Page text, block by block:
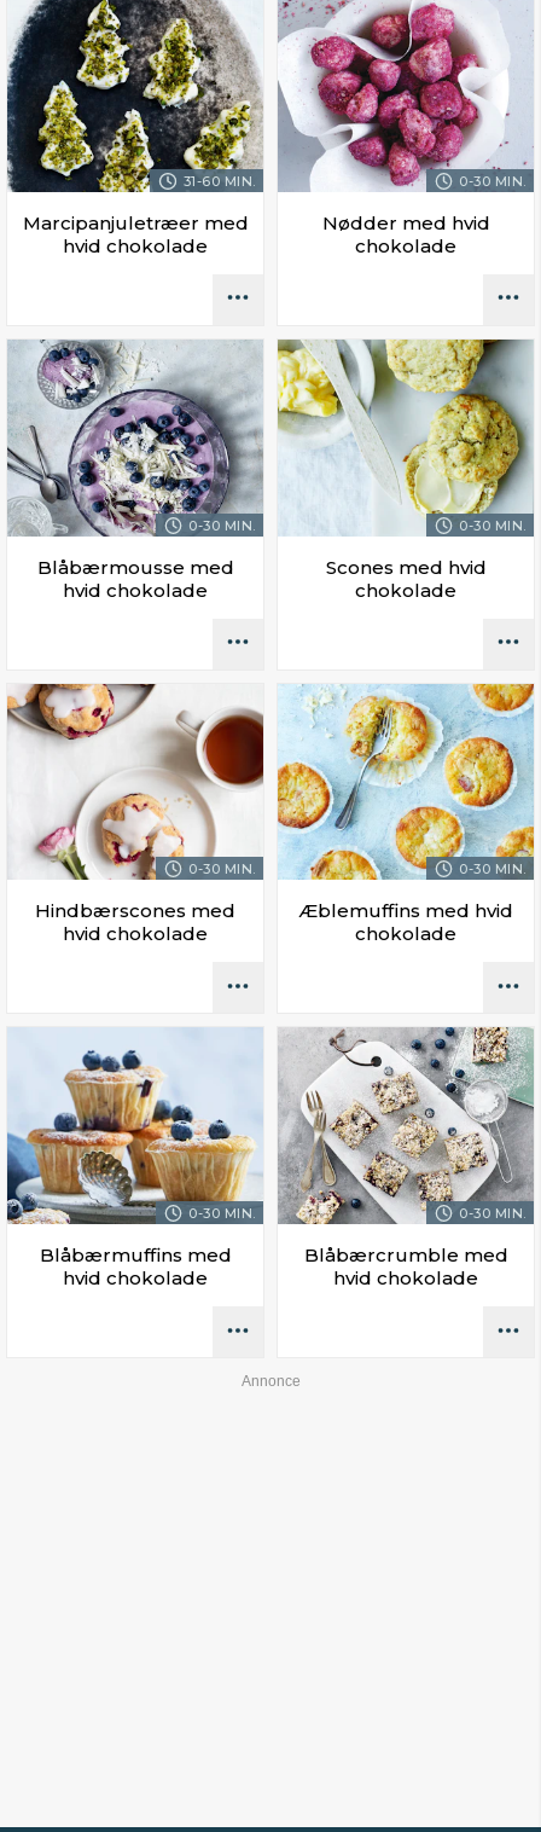
31-60 MIN.
Marcipanjuletræer med
hvid chokolade
0-30 MIN.
Nødder med hvid
chokolade
0-30 MIN.
Blåbærmousse med
hvid chokolade
0-30 MIN.
Scones med hvid
chokolade
0-30 MIN.
Hindbærscones med
hvid chokolade
0-30 MIN.
Æblemuffins med hvid
chokolade
0-30 MIN.
Blåbærmuffins med
hvid chokolade
0-30 MIN.
Blåbærcrumble med
hvid chokolade